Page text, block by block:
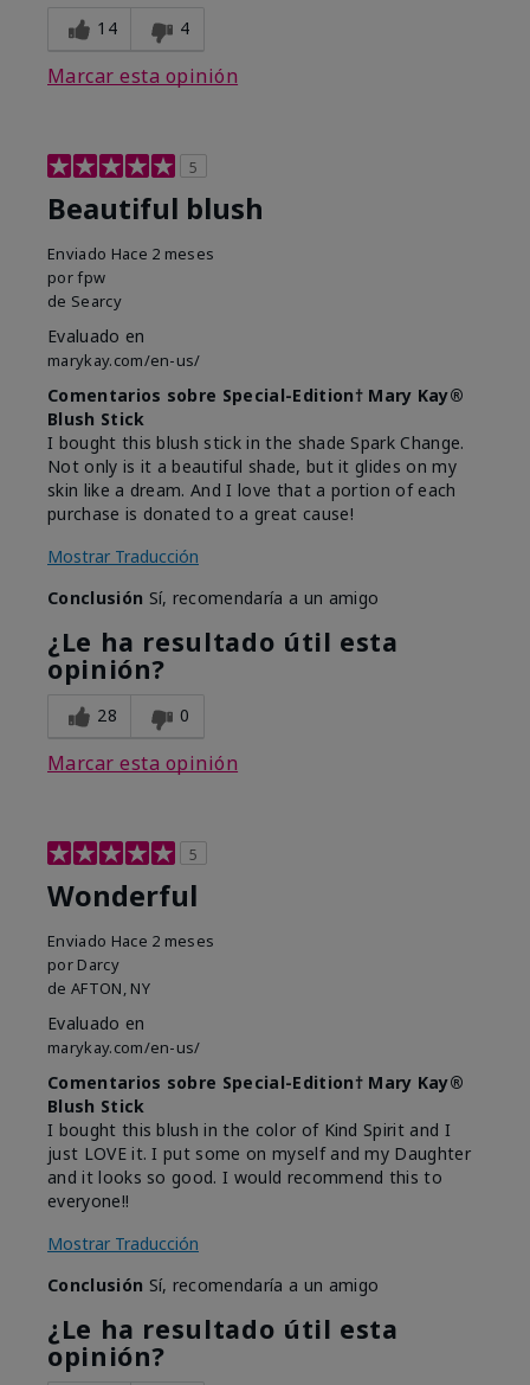
14 4
Marcar esta opinión
5
Beautiful blush
Enviado Hace 2 meses
porfpw
de Searcy
Evaluado en
marykay.com/en-us/
Comentarios sobre Special-Edition† Mary Kay®
Blush Stick
I bought this blush stick in the shade Spark Change.
Not only is it a beautiful shade, but it glides on my
skin like a dream. And I love that a portion of each
purchase is donated to a great cause!
Mostrar Traducción
Conclusión Sí, recomendaría a un amigo
¿Le ha resultado útil esta
opinión?
28 0
Marcar esta opinión
5
Wonderful
Enviado Hace 2 meses
por Darcy
de AFTON, NY
Evaluado en
marykay.com/en-us/
Comentarios sobre Special-Edition† Mary Kay®
Blush Stick
I bought this blush in the color of Kind Spirit and I
just LOVE it. I put some on myself and my Daughter
and it looks so good. I would recommend this to
everyone!!
Mostrar Traducción
Conclusión Sí, recomendaría a un amigo
¿Le ha resultado útil esta
opinión?